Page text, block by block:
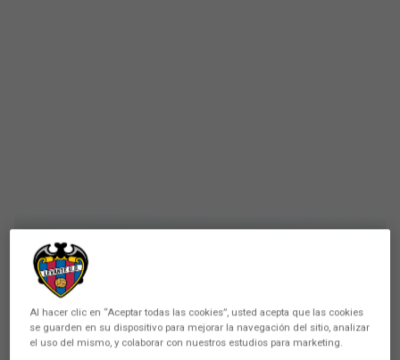
FÚTBOL BASE
El Alevín A se proclama
Campeón de la Danone Cup y
Al hacer clic en “Aceptar todas las cookies”, usted acepta que las cookies
se guarden en su dispositivo para mejorar la navegación del sitio, analizar
el uso del mismo, y colaborar con nuestros estudios para marketing.